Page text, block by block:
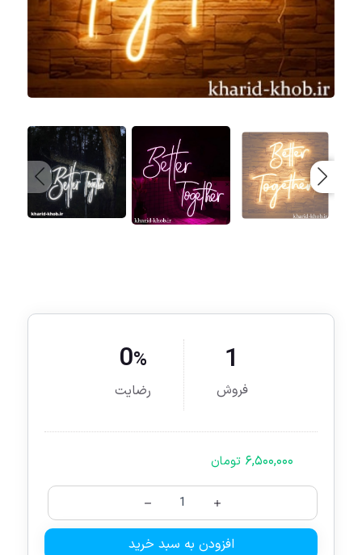
1
فروش
0%
رضایت
۶,۵۰۰,۰۰۰ تومان
افزودن به سبد خرید